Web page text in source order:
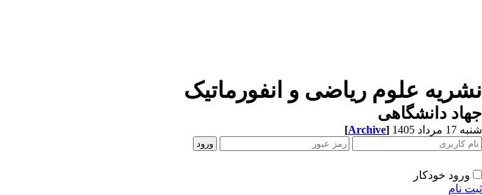
نشریه علوم ریاضی و انفورماتیک
جهاد دانشگاهی
شنبه 17 مرداد 1405 [Archive]
ورود خودکار
ثبت نام